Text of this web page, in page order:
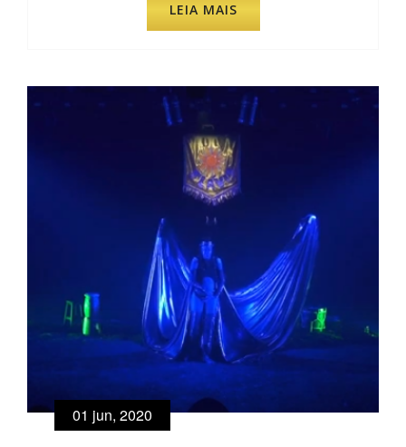
LEIA MAIS
01 jun, 2020